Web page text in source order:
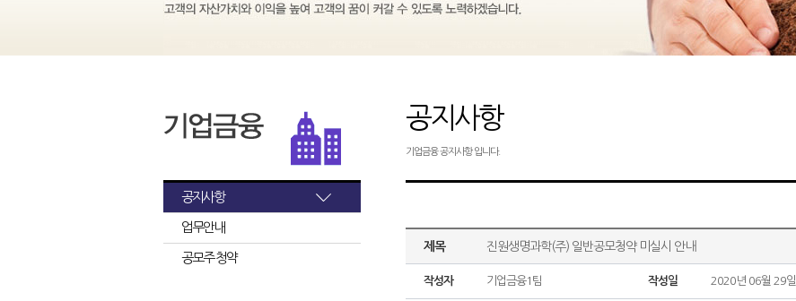
공지사항
업무안내
공모주 청약
공지사항
기업금융 공지사항 입니다.
제목 진원생명과학(주) 일반공모청약 미실시 안내
작성자 기업금융1팀 작성일 2020년 06월 29일